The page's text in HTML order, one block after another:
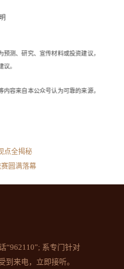
测、研究、宣传材料或投资建议，
。
容来自本公众号认为可靠的来源，
前瞻性陈述的标志性词语包括"预
、“将来”、“计划”以及类似表达。前
件或其它情况，本公众号均无义务
点全揭秘
圆满落幕
“962110”; 系专门针对
到来电，立即接听。